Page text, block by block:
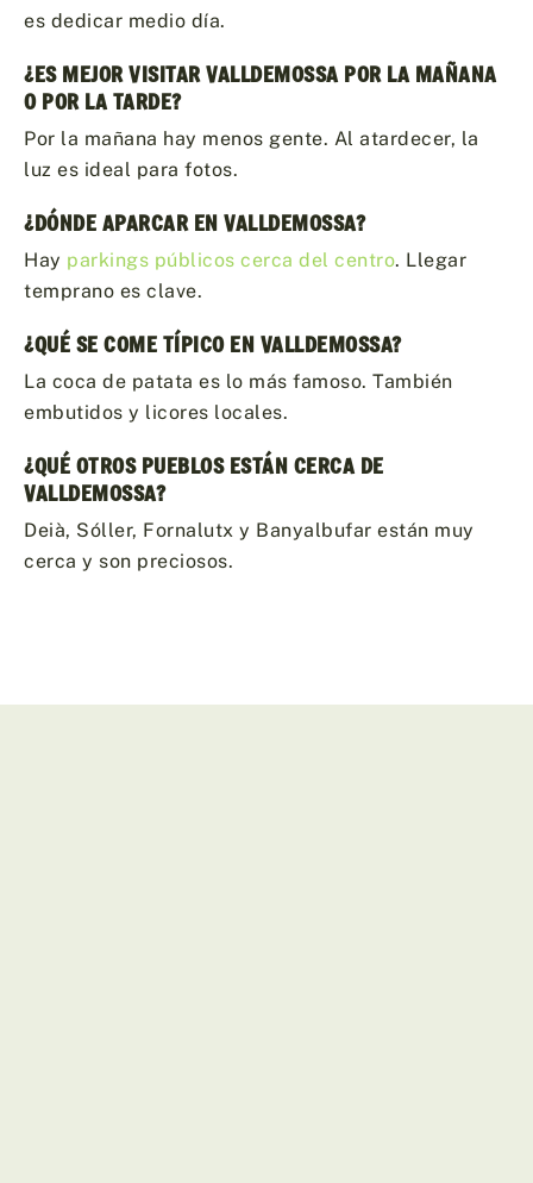
es dedicar medio día.
¿ES MEJOR VISITAR VALLDEMOSSA POR LA MAÑANA
O POR LA TARDE?
Por la mañana hay menos gente. Al atardecer, la
luz es ideal para fotos.
¿DÓNDE APARCAR EN VALLDEMOSSA?
Hay parkings públicos cerca del centro. Llegar
temprano es clave.
¿QUÉ SE COME TÍPICO EN VALLDEMOSSA?
La coca de patata es lo más famoso. También
embutidos y licores locales.
¿QUÉ OTROS PUEBLOS ESTÁN CERCA DE
VALLDEMOSSA?
Deià, Sóller, Fornalutx y Banyalbufar están muy
cerca y son preciosos.